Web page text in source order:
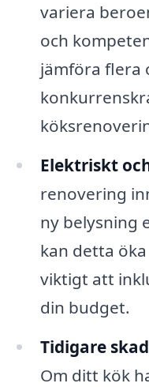
variera
och
jämföra
Elektriskt
renovering
ny belysning
kan detta
viktigt att
din budget.
Tidigare
Om ditt kök